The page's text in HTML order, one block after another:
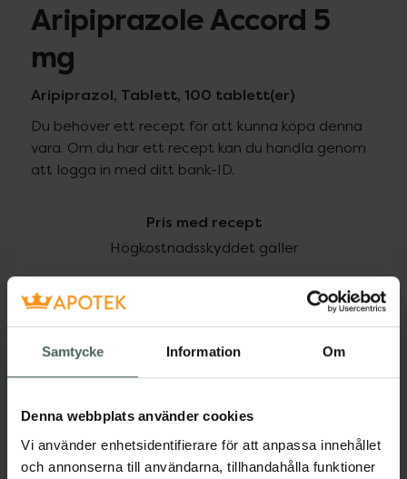
Samtycke Information Om
Denna webbplats använder cookies
Vi använder enhetsidentifierare för att anpassa innehållet
och annonserna till användarna, tillhandahålla funktioner
Aripiprazole Accord 5
mg
Aripiprazol, Tablett, 100 tablett(er)
Du behöver ett recept för att kunna köpa denna
vara. Om du har ett recept kan du handla genom
att logga in med ditt bank-ID.
Pris med recept
Högkostnadsskyddet gäller
1048,33 kr
I apotek:1048,33 kr
Köp via ditt recept
Aktuella erbjudanden